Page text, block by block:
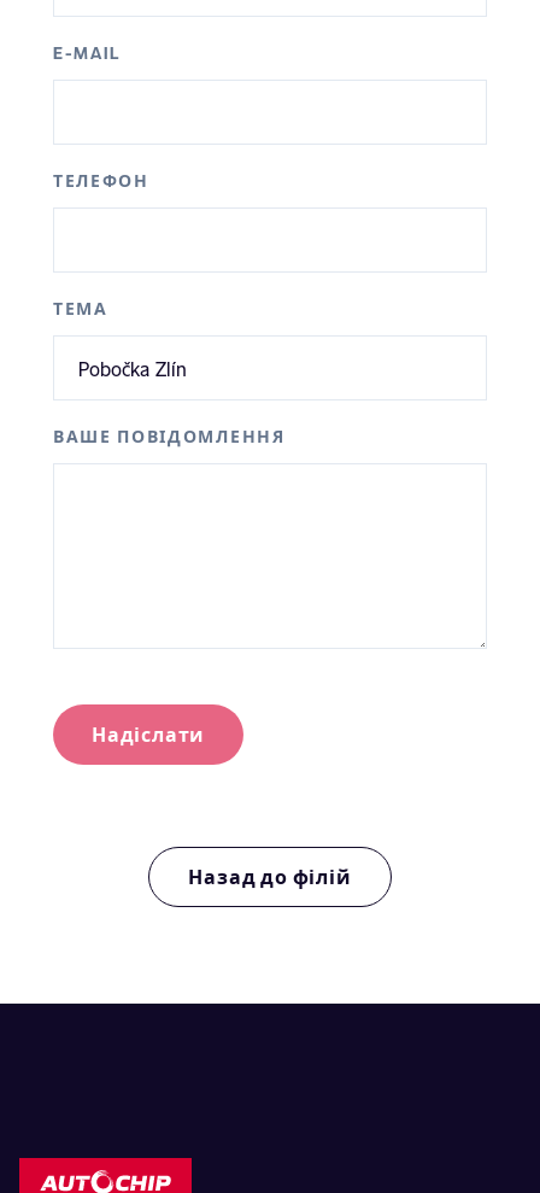
E-MAIL
ТЕЛЕФОН
ТЕМА
ВАШЕ ПОВІДОМЛЕННЯ
Надіслати
Назад до філій